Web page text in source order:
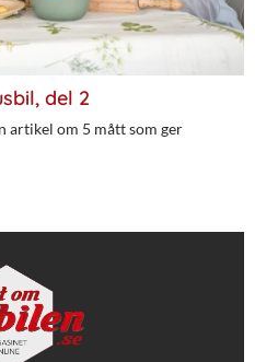
del 2
artikel om 5 mått som ger